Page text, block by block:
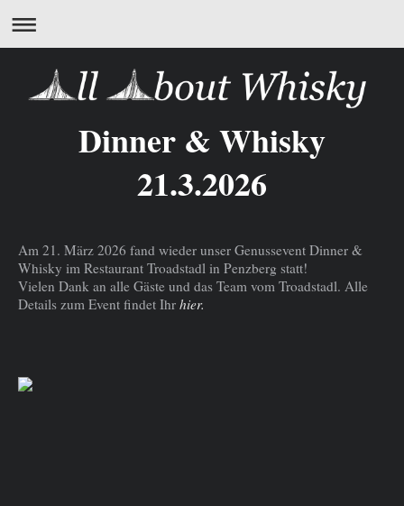
Dinner & Whisky
21.3.2026
Am 21. März 2026 fand wieder unser Genussevent Dinner &
Whisky im Restaurant Troadstadl in Penzberg statt!
Vielen Dank an alle Gäste und das Team vom Troadstadl. Alle
Details zum Event findet Ihr hier.